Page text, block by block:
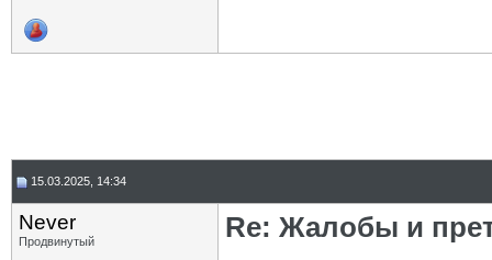
15.03.2025, 14:34
Never
Продвинутый
Re: Жалобы и